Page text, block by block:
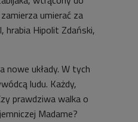
umierać za
hrabia Hipolit Zdański,
nowe układy. W tych
ludu. Każdy,
prawdziwa walka o
Madame?